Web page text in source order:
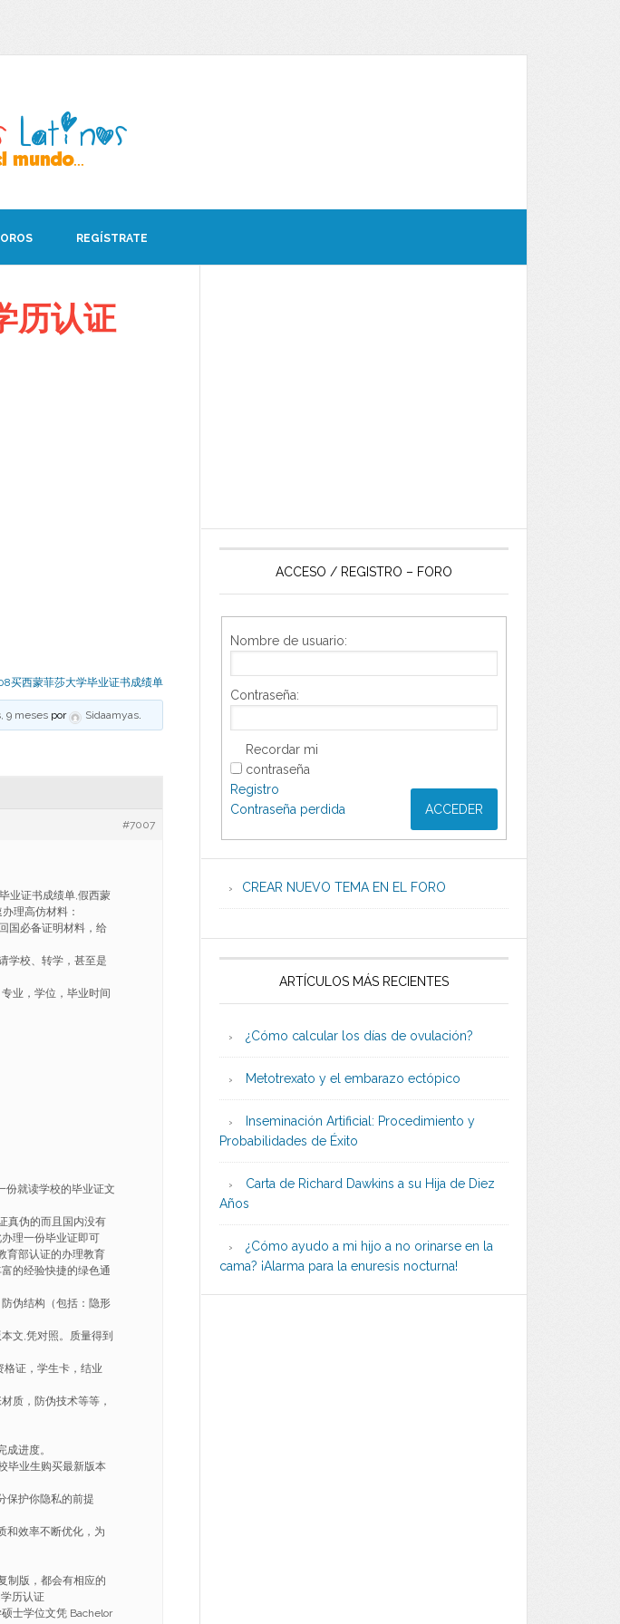
REGÍSTRATE
历认证
买西蒙菲莎大学毕业证书成绩单
9 meses por Sidaamyas.
#7007
业证书成绩单,假西蒙
理高仿材料：
国必备证明材料，给
学校、转学，甚至是
业，学位，毕业时间
份就读学校的毕业证文
真伪的而且国内没有
理一份毕业证即可
育部认证的办理教育
的经验快捷的绿色通
伪结构（包括：隐形
文,凭对照。质量得到
格证，学生卡，结业
质，防伪技术等等，
进度。
毕业生购买最新版本
保护你隐私的前提
和效率不断优化，为
制版，都会有相应的
历认证
士学位文凭 Bachelor
ACCESO / REGISTRO – FORO
Nombre de usuario:
Contraseña:
Recordar mi
contraseña
ACCEDER
Registro
Contraseña perdida
CREAR NUEVO TEMA EN EL FORO
ARTÍCULOS MÁS RECIENTES
¿Cómo calcular los días de ovulación?
Metotrexato y el embarazo ectópico
Inseminación Artificial: Procedimiento y
Probabilidades de Éxito
Carta de Richard Dawkins a su Hija de Diez
Años
¿Cómo ayudo a mi hijo a no orinarse en la
cama? ¡Alarma para la enuresis nocturna!